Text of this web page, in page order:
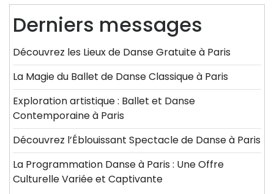
Derniers messages
Découvrez les Lieux de Danse Gratuite à Paris
La Magie du Ballet de Danse Classique à Paris
Exploration artistique : Ballet et Danse
Contemporaine à Paris
Découvrez l’Éblouissant Spectacle de Danse à Paris
La Programmation Danse à Paris : Une Offre
Culturelle Variée et Captivante